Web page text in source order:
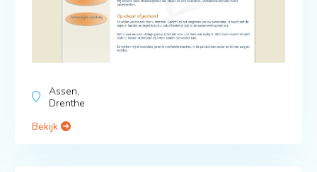
Assen,
Drenthe
Bekijk